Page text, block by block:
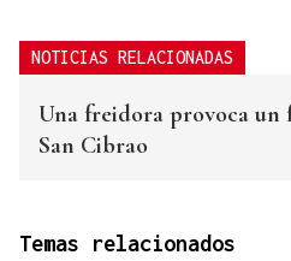
NOTICIAS RELACIONADAS
Una freidora provoca un
San Cibrao
Temas relacionados